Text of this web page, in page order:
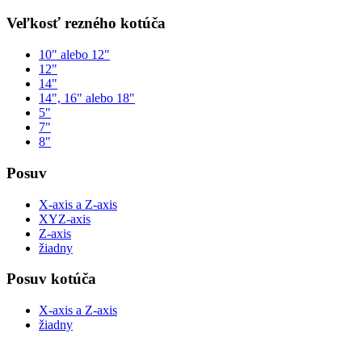
Veľkosť rezného kotúča
10" alebo 12"
12"
14"
14", 16" alebo 18"
5"
7"
8"
Posuv
X-axis a Z-axis
XYZ-axis
Z-axis
žiadny
Posuv kotúča
X-axis a Z-axis
žiadny